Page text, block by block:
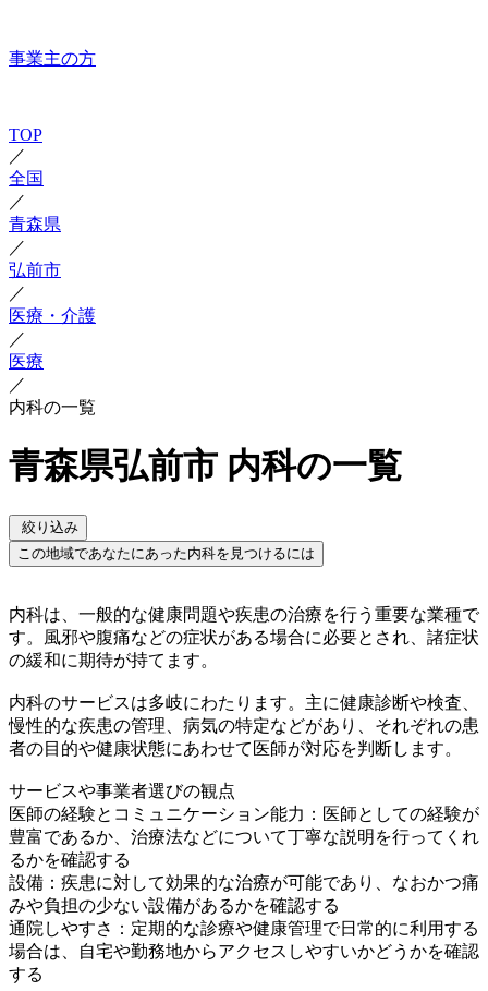
事業主の方
TOP
／
全国
／
青森県
／
弘前市
／
医療・介護
／
医療
／
内科の一覧
青森県弘前市 内科の一覧
絞り込み
この地域であなたにあった内科を見つけるには
内科は、一般的な健康問題や疾患の治療を行う重要な業種で
す。風邪や腹痛などの症状がある場合に必要とされ、諸症状
の緩和に期待が持てます。
内科のサービスは多岐にわたります。主に健康診断や検査、
慢性的な疾患の管理、病気の特定などがあり、それぞれの患
者の目的や健康状態にあわせて医師が対応を判断します。
サービスや事業者選びの観点
医師の経験とコミュニケーション能力：医師としての経験が
豊富であるか、治療法などについて丁寧な説明を行ってくれ
るかを確認する
設備：疾患に対して効果的な治療が可能であり、なおかつ痛
みや負担の少ない設備があるかを確認する
通院しやすさ：定期的な診療や健康管理で日常的に利用する
場合は、自宅や勤務地からアクセスしやすいかどうかを確認
する